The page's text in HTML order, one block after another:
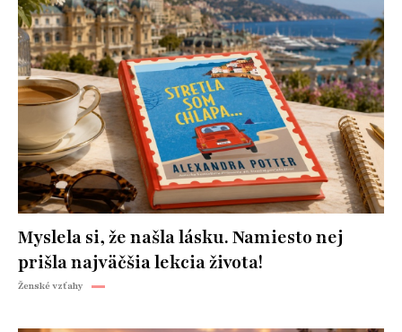
Myslela si, že našla lásku. Namiesto nej
prišla najväčšia lekcia života!
Ženské vzťahy